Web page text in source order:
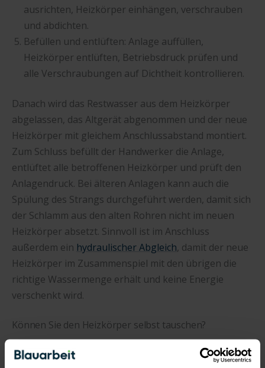
ausrichten, Heizkörper einhängen, verschrauben
und abdichten.
Befüllen und entlüften: Anlage auffüllen,
Heizkörper entlüften, Betriebsdruck prüfen und
alle Verschraubungen auf Dichtheit kontrollieren.
Danach wird das Restwasser aus dem Heizkörper
abgelassen, das Altgerät abgenommen und der neue
Heizkörper mit gleichem Anschlussabstand montiert.
Zum Schluss befüllt der Handwerker die Anlage,
entlüftet alle betroffenen Heizkörper und prüft den
Anlagendruck. Bei älteren Anlagen kann auch die
Spülung des Strangs durchgeführt werden, damit sich
der Schlamm aus den alten Rohren nicht im neuen
Heizkörper absetzt. Sinnvoll ist im Anschluss
außerdem ein hydraulischer Abgleich, damit der neue
Heizkörper im Zusammenspiel mit den übrigen die
richtige Wassermenge erhält und keine Energie
verschenkt wird.
Können Sie den Heizkörper selbst tauschen?
Technisch möglich, aber nur für erfahrene